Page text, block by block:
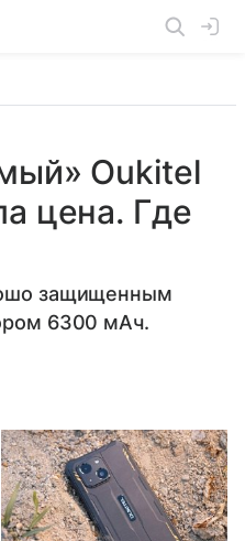
Oukitel
цена. Где
защищенным
6300 мАч.